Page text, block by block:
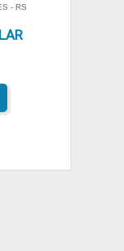
- RS